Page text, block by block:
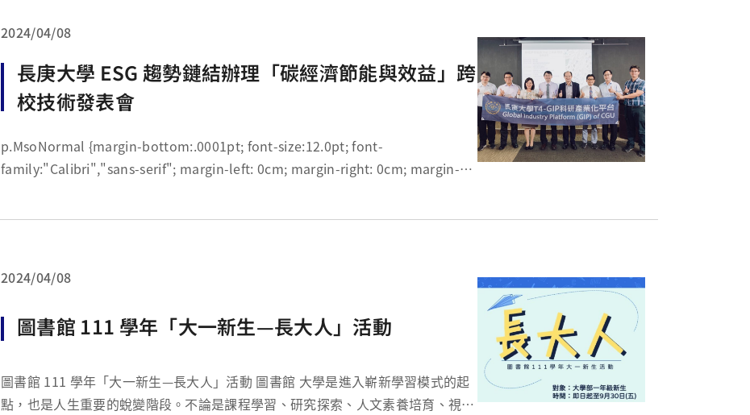
2024/04/08
長庚大學 ESG 趨勢鏈結辦理「碳經濟節能與效益」跨
校技術發表會
p.MsoNormal {margin-bottom:.0001pt; font-size:12.0pt; font-
family:"Calibri","sans-serif"; margin-left: 0cm; margin-right: 0cm; margin-
2024/04/08
圖書館 111 學年「大一新生—長大人」活動
圖書館 111 學年「大一新生—長大人」活動 圖書館 大學是進入嶄新學習模式的起
點，也是人生重要的蛻變階段。不論是課程學習、研究探索、人文素養培育、視野